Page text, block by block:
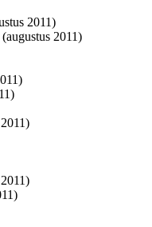
2011)
(augustus 2011)